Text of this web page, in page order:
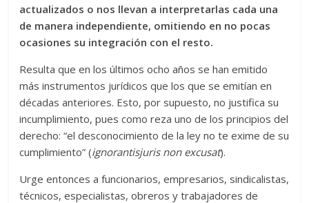
actualizados o nos llevan a interpretarlas cada una
de manera independiente, omitiendo en no pocas
ocasiones su integración con el resto.
Resulta que en los últimos ocho años se han emitido
más instrumentos jurídicos que los que se emitían en
décadas anteriores. Esto, por supuesto, no justifica su
incumplimiento, pues como reza uno de los principios del
derecho: “el desconocimiento de la ley no te exime de su
cumplimiento” (ignorantisjuris non excusat).
Urge entonces a funcionarios, empresarios, sindicalistas,
técnicos, especialistas, obreros y trabajadores de